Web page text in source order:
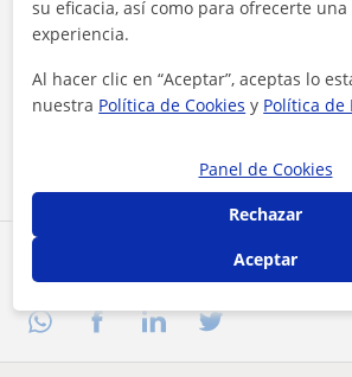
Comparte a este profesor
Al hacer clic, aceptas nuestro aviso legal y de
su eficacia, así como para ofrecerte
experiencia.
Al hacer clic en “Aceptar”, aceptas lo
nuestra Política de Cookies y Política de
Panel de Cookies
Rechazar
Aceptar